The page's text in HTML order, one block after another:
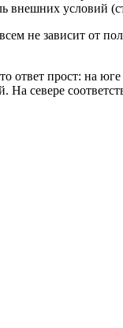
внешних условий
не зависит от
ответ прост: на
На севере